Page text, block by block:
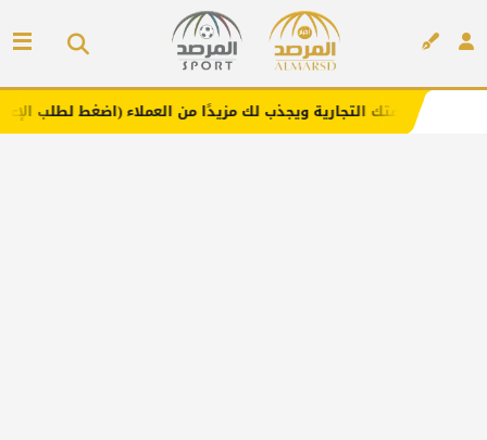
ويجذب لك مزيدًا من العملاء (اضغط لطلب الإعلان)